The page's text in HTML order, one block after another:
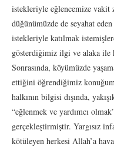
istekleriyle eğlencemize vakit
düğünümüzde de seyahat
istekleriyle katılmak
gösterdiğimiz ilgi ve alaka
Sonrasında, köyümüzde
ettiğini öğrendiğimiz
halkının bilgisi dışında,
“eğlenmek ve yardımcı
gerçekleştirmiştir. Yargısız
kötüleyen herkesi Allah’a